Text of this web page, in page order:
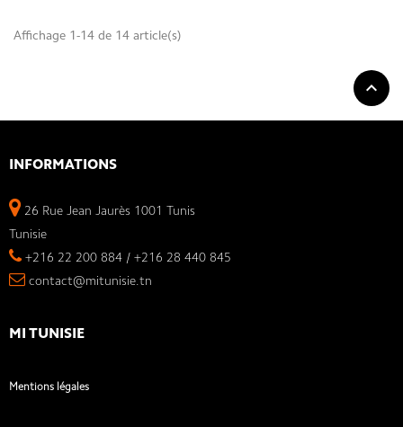
Affichage 1-14 de 14 article(s)

INFORMATIONS
26 Rue Jean Jaurès 1001 Tunis
Tunisie
+216 22 200 884 / +216 28 440 845
contact@mitunisie.tn
MI TUNISIE
Mentions légales